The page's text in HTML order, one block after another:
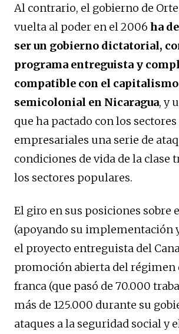
Al contrario, el gobierno de
vuelta al poder en el 2006 ha
ser un gobierno dictatorial,
programa entreguista y
compatible con el capitalismo
semicolonial en Nicaragua, y
que ha pactado con los sectores
empresariales una serie de
condiciones de vida de la clase
los sectores populares.
El giro en sus posiciones sobre
(apoyando su implementación
el proyecto entreguista del
promoción abierta del régimen
franca (que pasó de 70.000
más de 125.000 durante su
ataques a la seguridad social y